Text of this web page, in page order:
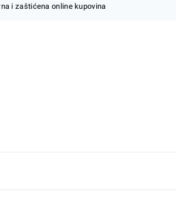
i zaštićena online kupovina